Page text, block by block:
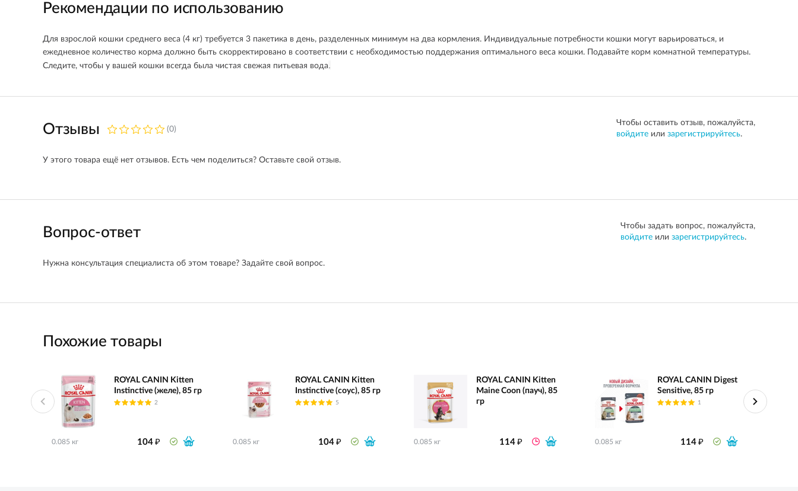
Рекомендации по использованию
Для взрослой кошки среднего веса (4 кг) требуется 3 пакетика в день, разделенных минимум на два кормления. Индивидуальные потребности кошки могут варьироваться, и
ежедневное количество корма должно быть скорректировано в соответствии с необходимостью поддержания оптимального веса кошки. Подавайте корм комнатной температуры.
Следите, чтобы у вашей кошки всегда была чистая свежая питьевая вода
Отзывы (0)
Чтобы оставить отзыв, пожалуйста,
войдите или зарегистрируйтесь.
У этого товара ещё нет отзывов. Есть чем поделиться? Оставьте свой отзыв.
Вопрос-ответ
Чтобы задать вопрос, пожалуйста,
войдите или зарегистрируйтесь.
Нужна консультация специалиста об этом товаре? Задайте свой вопрос.
Похожие товары
ROYAL CANIN Kitten
Instinctive (желе), 85 гр
2
0.085 кг 104₽
ROYAL CANIN Kitten
Instinctive (соус), 85 гр
5
0.085 кг 104₽
ROYAL CANIN Kitten
Maine Coon (пауч), 85
гр
0.085 кг 114₽
ROYAL CANIN Digest
Sensitive, 85 гр
1
0.085 кг 114₽